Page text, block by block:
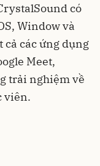
có
Window và
các ứng dụng
Meet,
trải nghiệm về
viên.